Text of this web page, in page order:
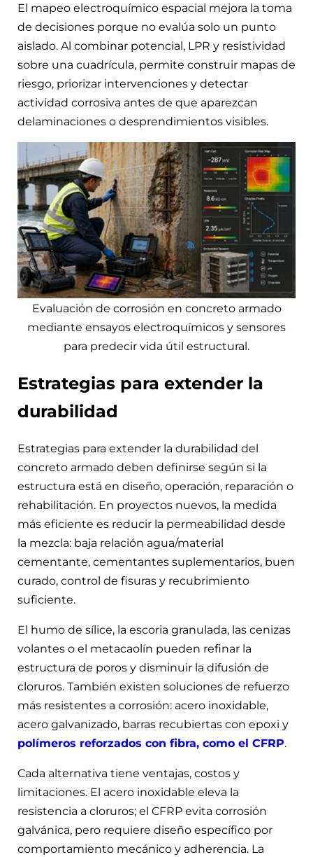
El mapeo electroquímico espacial mejora la toma
de decisiones porque no evalúa solo un punto
aislado. Al combinar potencial, LPR y resistividad
sobre una cuadrícula, permite construir mapas de
riesgo, priorizar intervenciones y detectar
actividad corrosiva antes de que aparezcan
delaminaciones o desprendimientos visibles.
Evaluación de corrosión en concreto armado
mediante ensayos electroquímicos y sensores
para predecir vida útil estructural.
Estrategias para extender la
durabilidad
Estrategias para extender la durabilidad del
concreto armado deben definirse según si la
estructura está en diseño, operación, reparación o
rehabilitación. En proyectos nuevos, la medida
más eficiente es reducir la permeabilidad desde
la mezcla: baja relación agua/material
cementante, cementantes suplementarios, buen
curado, control de fisuras y recubrimiento
suficiente.
El humo de sílice, la escoria granulada, las cenizas
volantes o el metacaolín pueden refinar la
estructura de poros y disminuir la difusión de
cloruros. También existen soluciones de refuerzo
más resistentes a corrosión: acero inoxidable,
acero galvanizado, barras recubiertas con epoxi y
polímeros reforzados con fibra, como el CFRP.
Cada alternativa tiene ventajas, costos y
limitaciones. El acero inoxidable eleva la
resistencia a cloruros; el CFRP evita corrosión
galvánica, pero requiere diseño específico por
comportamiento mecánico y adherencia. La